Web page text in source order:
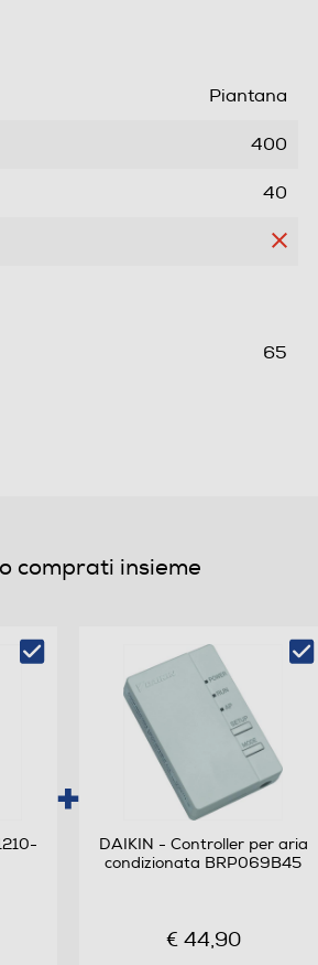
Piantana
400
40
65
comprati insieme
DAIKIN - Controller per aria
condizionata BRP069B45
€ 44,90